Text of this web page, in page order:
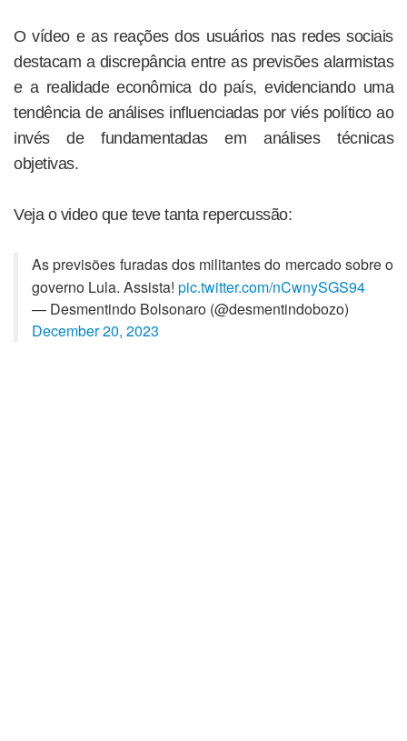
O vídeo e as reações dos usuários nas redes sociais
destacam a discrepância entre as previsões alarmistas
e a realidade econômica do país, evidenciando uma
tendência de análises influenciadas por viés político ao
invés de fundamentadas em análises técnicas
objetivas.
Veja o video que teve tanta repercussão:
As previsões furadas dos militantes do mercado sobre o
governo Lula. Assista! pic.twitter.com/nCwnySGS94
— Desmentindo Bolsonaro (@desmentindobozo)
December 20, 2023